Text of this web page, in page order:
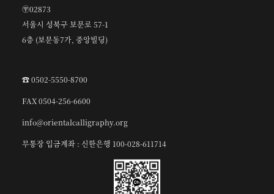
〶02873
서울시 성북구 보문로 57-1
6층 (보문동7가, 중앙빌딩)
☎︎ 0502-5550-8700
FAX 0504-256-6600
info@orientalcalligraphy.org
무통장 입금계좌 : 신한은행 100-028-611714